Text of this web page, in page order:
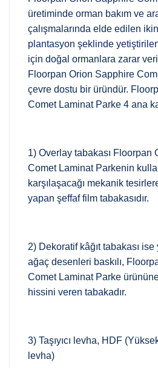
üretiminde orman bakım ve
çalışmalarında elde edilen
plantasyon şeklinde
için doğal ormanlara zarar
Floorpan Orion Sapphire
çevre dostu bir üründür.
Comet Laminat Parke 4 ana
1) Overlay tabakası Floorpan
Comet Laminat Parkenin
karşılaşacağı mekanik
yapan şeffaf film tabakasıdır.
2) Dekoratif kâğıt tabakası
ağaç desenleri baskılı,
Comet Laminat Parke
hissini veren tabakadır.
3) Taşıyıcı levha, HDF
levha)